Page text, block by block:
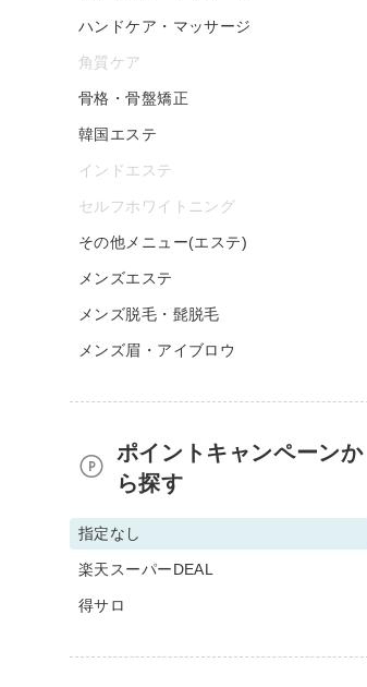
ハンドケア・マッサージ
角質ケア
骨格・骨盤矯正
韓国エステ
インドエステ
セルフホワイトニング
その他メニュー(エステ)
メンズエステ
メンズ脱毛・髭脱毛
メンズ眉・アイブロウ
ポイントキャンペーンか
ら探す
指定なし
楽天スーパーDEAL
得サロ